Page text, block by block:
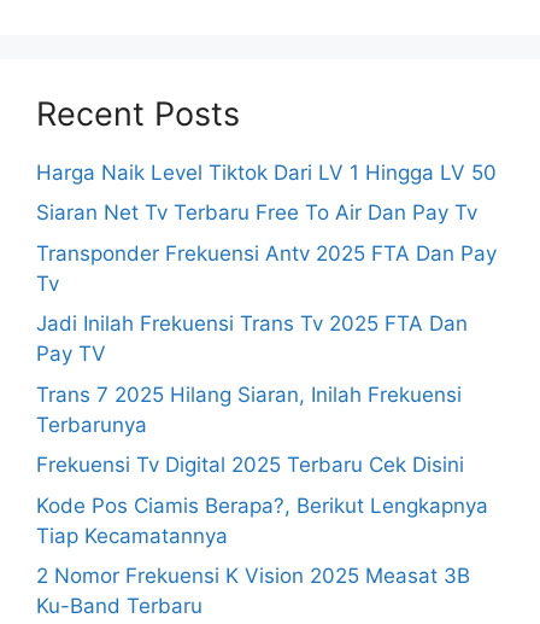
Recent Posts
Harga Naik Level Tiktok Dari LV 1 Hingga LV 50
Siaran Net Tv Terbaru Free To Air Dan Pay Tv
Transponder Frekuensi Antv 2025 FTA Dan Pay
Tv
Jadi Inilah Frekuensi Trans Tv 2025 FTA Dan
Pay TV
Trans 7 2025 Hilang Siaran, Inilah Frekuensi
Terbarunya
Frekuensi Tv Digital 2025 Terbaru Cek Disini
Kode Pos Ciamis Berapa?, Berikut Lengkapnya
Tiap Kecamatannya
2 Nomor Frekuensi K Vision 2025 Measat 3B
Ku-Band Terbaru